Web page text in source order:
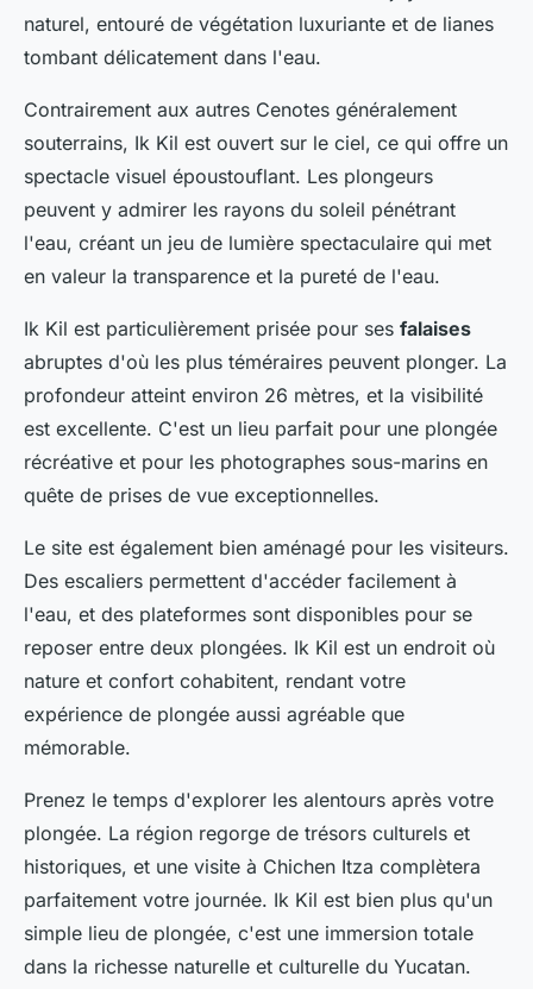
naturel, entouré de végétation luxuriante et de lianes
tombant délicatement dans l'eau.
Contrairement aux autres Cenotes généralement
souterrains, Ik Kil est ouvert sur le ciel, ce qui offre un
spectacle visuel époustouflant. Les plongeurs
peuvent y admirer les rayons du soleil pénétrant
l'eau, créant un jeu de lumière spectaculaire qui met
en valeur la transparence et la pureté de l'eau.
Ik Kil est particulièrement prisée pour ses falaises
abruptes d'où les plus téméraires peuvent plonger. La
profondeur atteint environ 26 mètres, et la visibilité
est excellente. C'est un lieu parfait pour une plongée
récréative et pour les photographes sous-marins en
quête de prises de vue exceptionnelles.
Le site est également bien aménagé pour les visiteurs.
Des escaliers permettent d'accéder facilement à
l'eau, et des plateformes sont disponibles pour se
reposer entre deux plongées. Ik Kil est un endroit où
nature et confort cohabitent, rendant votre
expérience de plongée aussi agréable que
mémorable.
Prenez le temps d'explorer les alentours après votre
plongée. La région regorge de trésors culturels et
historiques, et une visite à Chichen Itza complètera
parfaitement votre journée. Ik Kil est bien plus qu'un
simple lieu de plongée, c'est une immersion totale
dans la richesse naturelle et culturelle du Yucatan.